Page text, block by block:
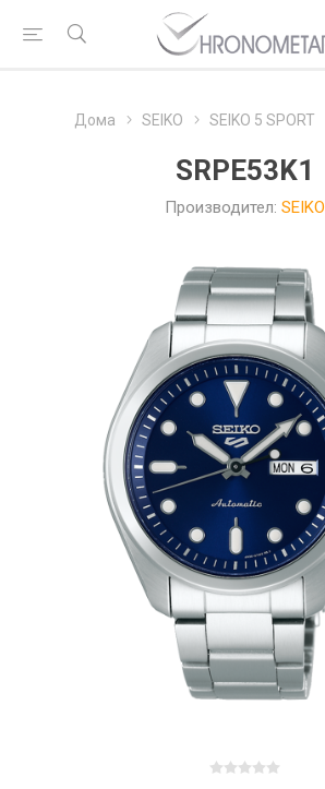
Дома SEIKO SEIKO 5 SPORT
SRPE53K1
Производител: SEIKO